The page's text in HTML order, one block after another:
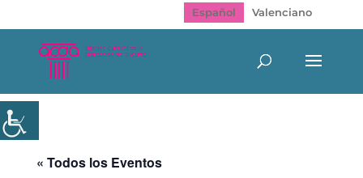
Español Valenciano
« Todos los Eventos